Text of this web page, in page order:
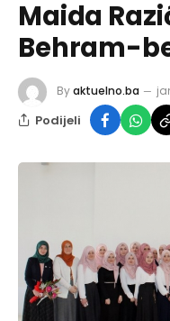
Maida
Behram-
Byaktuelno.ba
Podijeli